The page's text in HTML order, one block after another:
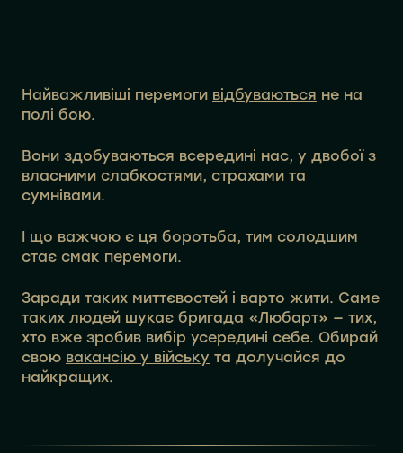
Найважливіші перемоги відбуваються не на
полі бою.
Вони здобуваються всередині нас, у двобої з
власними слабкостями, страхами та
сумнівами.
І що важчою є ця боротьба, тим солодшим
стає смак перемоги.
Заради таких миттєвостей і варто жити. Саме
таких людей шукає бригада «Любарт» — тих,
хто вже зробив вибір усередині себе. Обирай
свою вакансію у війську та долучайся до
найкращих.